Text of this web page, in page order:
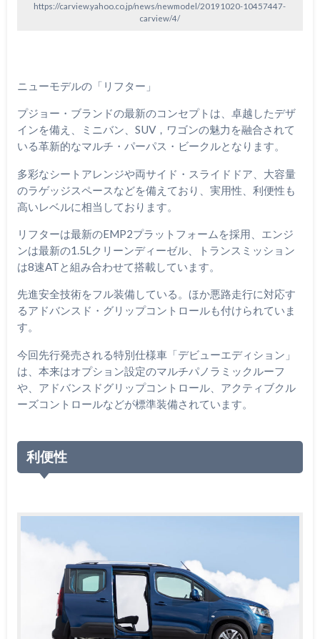
https://carview.yahoo.co.jp/news/newmodel/20191020-10457447-
carview/4/
ニューモデルの「リフター」
プジョー・ブランドの最新のコンセプトは、卓越したデザ
インを備え、ミニバン、SUV，ワゴンの魅力を融合されて
いる革新的なマルチ・パーパス・ビークルとなります。
多彩なシートアレンジや両サイド・スライドドア、大容量
のラゲッジスペースなどを備えており、実用性、利便性も
高いレベルに相当しております。
リフターは最新のEMP2プラットフォームを採用、エンジ
ンは最新の1.5Lクリーンディーゼル、トランスミッション
は8速ATと組み合わせて搭載しています。
先進安全技術をフル装備している。ほか悪路走行に対応す
るアドバンスド・グリップコントロールも付けられていま
す。
今回先行発売される特別仕様車「デビューエディション」
は、本来はオプション設定のマルチパノラミックルーフ
や、アドバンスドグリップコントロール、アクティブクル
ーズコントロールなどが標準装備されています。
利便性